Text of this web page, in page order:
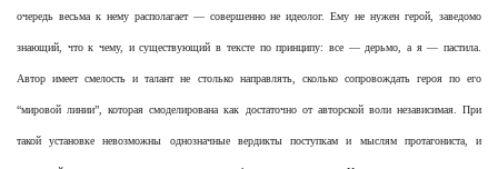
очередь весьма к нему располагает — совершенно не идеолог. Ему не нужен герой, заведомо
знающий, что к чему, и существующий в тексте по принципу: все — дерьмо, а я — пастила.
Автор имеет смелость и талант не столько направлять, сколько сопровождать героя по его
“мировой линии”, которая смоделирована как достаточно от авторской воли независимая. При
такой установке невозможны однозначные вердикты поступкам и мыслям протагониста, и